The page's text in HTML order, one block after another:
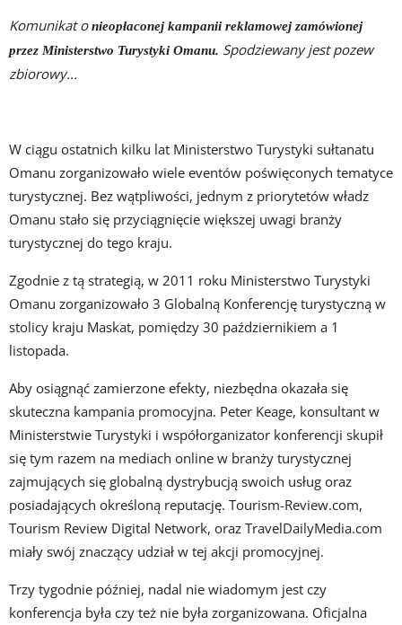
Komunikat onieopłaconej kampanii reklamowej zamówionej
przez Ministerstwo Turystyki Omanu. Spodziewany jest pozew
zbiorowy...
W ciągu ostatnich kilku lat Ministerstwo Turystyki sułtanatu
Omanu zorganizowało wiele eventów poświęconych tematyce
turystycznej. Bez wątpliwości, jednym z priorytetów władz
Omanu stało się przyciągnięcie większej uwagi branży
turystycznej do tego kraju.
Zgodnie z tą strategią, w 2011 roku Ministerstwo Turystyki
Omanu zorganizowało 3 Globalną Konferencję turystyczną w
stolicy kraju Maskat, pomiędzy 30 październikiem a 1
listopada.
Aby osiągnąć zamierzone efekty, niezbędna okazała się
skuteczna kampania promocyjna. Peter Keage, konsultant w
Ministerstwie Turystyki i współorganizator konferencji skupił
się tym razem na mediach online w branży turystycznej
zajmujących się globalną dystrybucją swoich usług oraz
posiadających określoną reputację. Tourism-Review.com,
Tourism Review Digital Network, oraz TravelDailyMedia.com
miały swój znaczący udział w tej akcji promocyjnej.
Trzy tygodnie później, nadal nie wiadomym jest czy
konferencja była czy też nie była zorganizowana. Oficjalna